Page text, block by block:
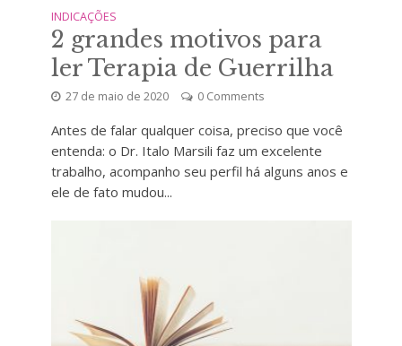
INDICAÇÕES
2 grandes motivos para
ler Terapia de Guerrilha
27 de maio de 2020 0 Comments
Antes de falar qualquer coisa, preciso que você
entenda: o Dr. Italo Marsili faz um excelente
trabalho, acompanho seu perfil há alguns anos e
ele de fato mudou...